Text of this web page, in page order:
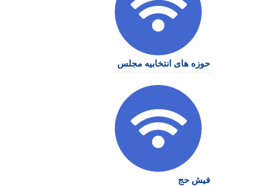
حوزه های انتخابیه مجلس
فیش حج